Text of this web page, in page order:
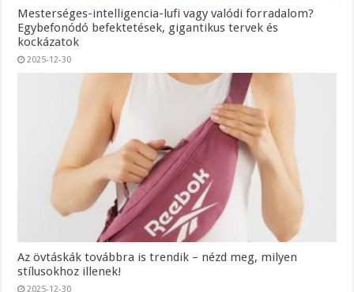
Mesterséges-intelligencia-lufi vagy valódi forradalom?
Egybefonódó befektetések, gigantikus tervek és
kockázatok
2025-12-30
Az övtáskák továbbra is trendik – nézd meg, milyen
stílusokhoz illenek!
2025-12-30